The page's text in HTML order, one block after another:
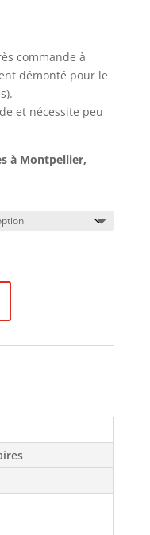
commande à
démonté pour le
et nécessite peu
à Montpellier,